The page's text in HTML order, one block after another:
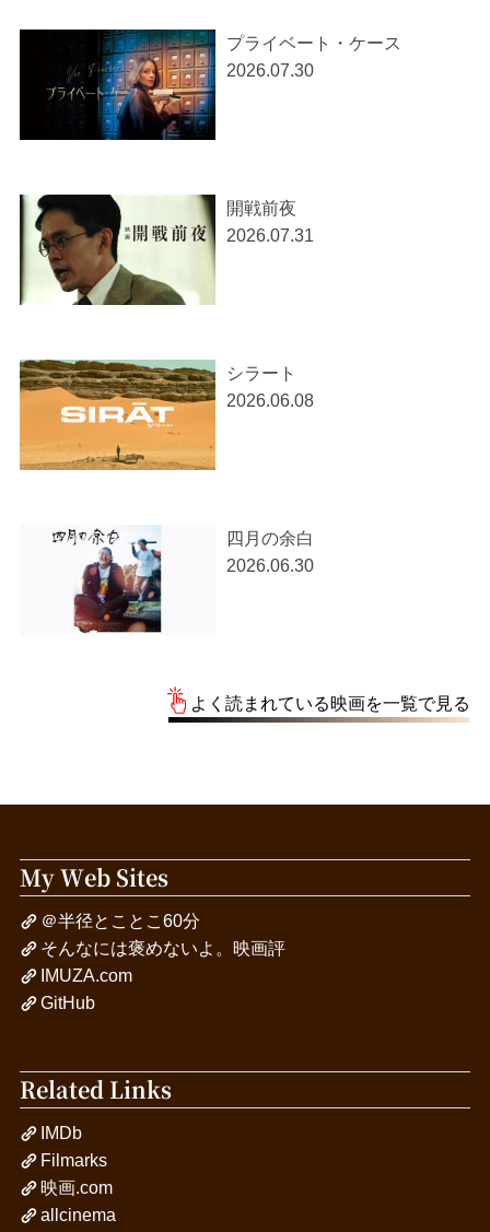
プライベート・ケース
2026.07.30
開戦前夜
2026.07.31
シラート
2026.06.08
四月の余白
2026.06.30
よく読まれている映画を一覧で見る
My Web Sites
＠半径とことこ60分
そんなには褒めないよ。映画評
IMUZA.com
GitHub
Related Links
IMDb
Filmarks
映画.com
allcinema